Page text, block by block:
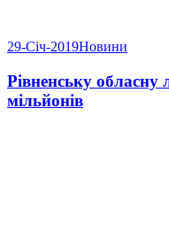
29-Січ-2019Новини
Рівненську
мільйонів